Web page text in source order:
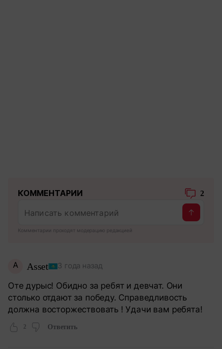
КОММЕНТАРИИ 2
Комментарии проходят модерацию редакцией
A Asset 3 года назад
Оте дурыс! Обидно за ребят и девчат. Они
столько отдают за победу. Справедливость
должна восторжествовать ! Удачи вам ребята!
2 Ответить